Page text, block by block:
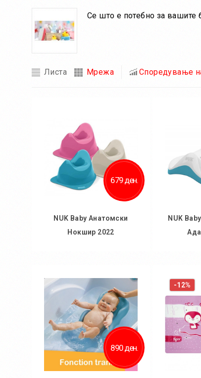
Се што е потебно за вашите
Листа Мрежа Споредување
679 ден.
NUK Baby Анатомски
Нокшир 2022
NUK
890 ден.
-12%